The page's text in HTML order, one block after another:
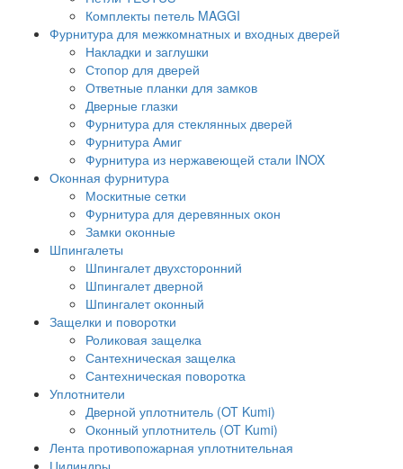
Комплекты петель MAGGI
Фурнитура для межкомнатных и входных дверей
Накладки и заглушки
Стопор для дверей
Ответные планки для замков
Дверные глазки
Фурнитура для стеклянных дверей
Фурнитура Амиг
Фурнитура из нержавеющей стали INOX
Оконная фурнитура
Москитные сетки
Фурнитура для деревянных окон
Замки оконные
Шпингалеты
Шпингалет двухсторонний
Шпингалет дверной
Шпингалет оконный
Защелки и поворотки
Роликовая защелка
Сантехническая защелка
Сантехническая поворотка
Уплотнители
Дверной уплотнитель (OT Kumi)
Оконный уплотнитель (OT Kumi)
Лента противопожарная уплотнительная